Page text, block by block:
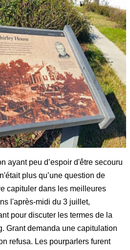
ayant peu d’espoir d'être secouru
plus qu’une question de
capituler dans les meilleures
l'après-midi du 3 juillet,
pour discuter les termes de la
Grant demanda une capitulation
refusa. Les pourparlers furent